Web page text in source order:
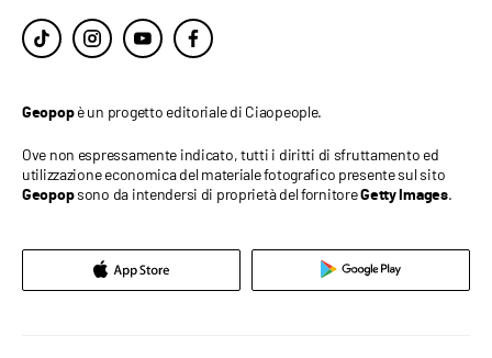
Geopopè un progetto editoriale di Ciaopeople.
Ove non espressamente indicato, tutti i diritti di sfruttamento ed
utilizzazione economica del materiale fotografico presente sul sito
Geopopsono da intendersi di proprietà del fornitoreGetty Images.